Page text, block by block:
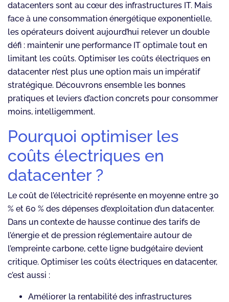
datacenters sont au cœur des infrastructures IT. Mais
face à une consommation énergétique exponentielle,
les opérateurs doivent aujourd’hui relever un double
défi : maintenir une performance IT optimale tout en
limitant les coûts. Optimiser les coûts électriques en
datacenter n’est plus une option mais un impératif
stratégique. Découvrons ensemble les bonnes
pratiques et leviers d’action concrets pour consommer
moins, intelligemment.
Pourquoi optimiser les
coûts électriques en
datacenter ?
Le coût de l’électricité représente en moyenne entre 30
% et 60 % des dépenses d’exploitation d’un datacenter.
Dans un contexte de hausse continue des tarifs de
l’énergie et de pression réglementaire autour de
l’empreinte carbone, cette ligne budgétaire devient
critique. Optimiser les coûts électriques en datacenter,
c’est aussi :
Améliorer la rentabilité des infrastructures